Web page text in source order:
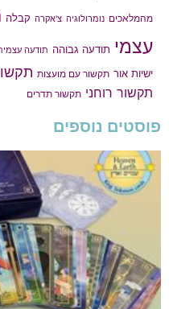
מהמלאכים נומרולוגיה צ'אקרה קבלה
עצמי תודעה גבוהה תודעה
ישיות אור תקשור עם מועצות
תקשור רוחני תקשור תדרים
פוסטים נוספים